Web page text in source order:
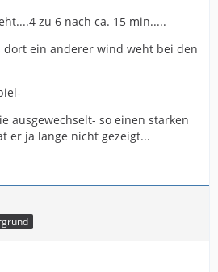
zu 6 nach ca. 15 min.....
dort ein anderer wind weht bei den
ausgewechselt- so einen starken
er ja lange nicht gezeigt...